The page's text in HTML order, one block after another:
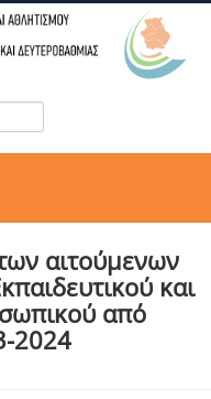
αιτούμενων
και
από
2024